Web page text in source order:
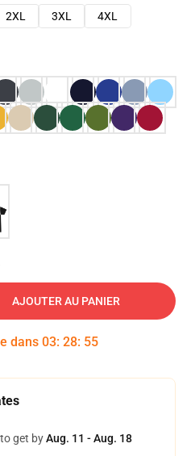
2XL 3XL
4XL
AJOUTER AU PANIER
dans 03: 28: 54
get byAug. 11 - Aug. 18